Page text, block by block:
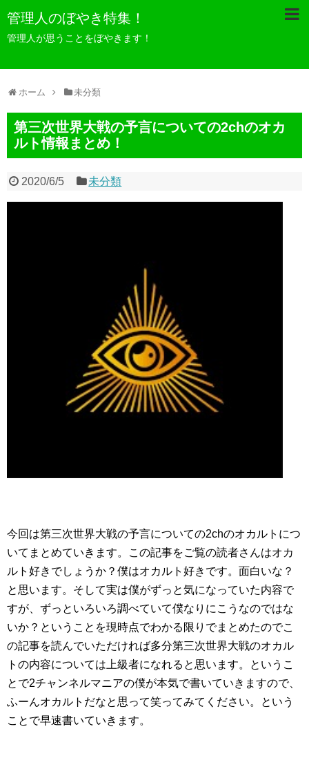
管理人のぼやき特集！
管理人が思うことをぼやきます！
ホーム 未分類
第三次世界大戦の予言についての2chのオカ
ルト情報まとめ！
2020/6/5 未分類
今回は第三次世界大戦の予言についての2chのオカルトにつ
いてまとめていきます。この記事をご覧の読者さんはオカ
ルト好きでしょうか？僕はオカルト好きです。面白いな？
と思います。そして実は僕がずっと気になっていた内容で
すが、ずっといろいろ調べていて僕なりにこうなのではな
いか？ということを現時点でわかる限りでまとめたのでこ
の記事を読んでいただければ多分第三次世界大戦のオカル
トの内容については上級者になれると思います。というこ
とで2チャンネルマニアの僕が本気で書いていきますので、
ふーんオカルトだなと思って笑ってみてください。という
ことで早速書いていきます。